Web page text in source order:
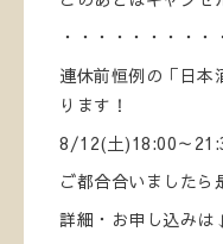
・・・・・・・・・・
連休前恒例の「日本
ります！
8/12(土)18:00～
ご都合合いましたら
詳細・お申し込みは